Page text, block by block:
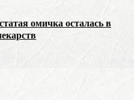
омичка осталась в